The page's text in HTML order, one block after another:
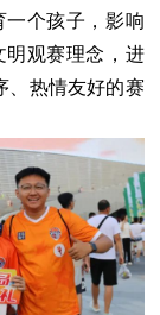
一个孩子，影响
明观赛理念，进
、热情友好的赛